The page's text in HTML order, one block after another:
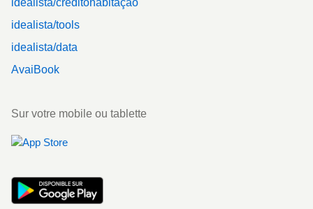
idealista/créditohabitação
idealista/tools
idealista/data
AvaiBook
Sur votre mobile ou tablette